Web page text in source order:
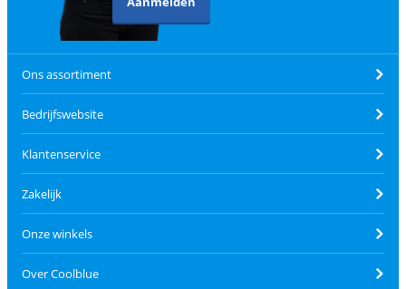
Ons assortiment
Bedrijfswebsite
Klantenservice
Zakelijk
Onze winkels
Over Coolblue